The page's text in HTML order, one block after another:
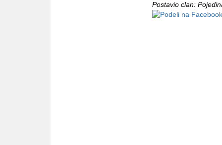
Postavio clan: